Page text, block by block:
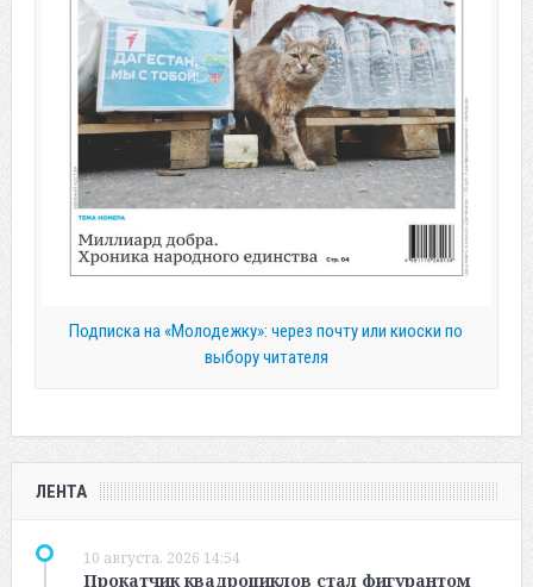
Подписка на «Молодежку»: через почту или киоски по
выбору читателя
ЛЕНТА
10 августа, 2026 14:54
Прокатчик квадроциклов стал фигурантом